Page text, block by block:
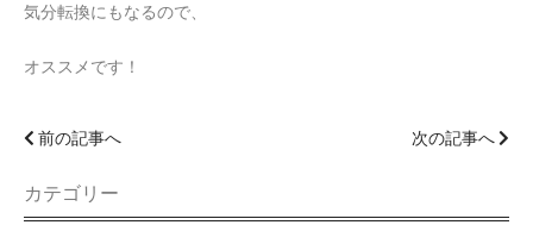
気分転換にもなるので、
オススメです！
前の記事へ 次の記事へ
カテゴリー